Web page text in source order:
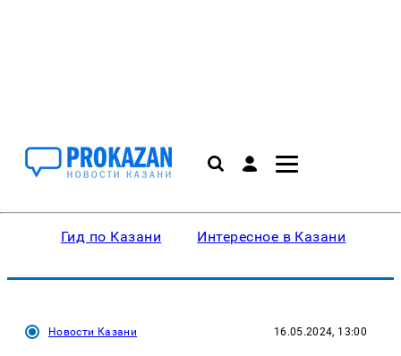
Гид по Казани Интересное в Казани
Новости Казани 16.05.2024, 13:00